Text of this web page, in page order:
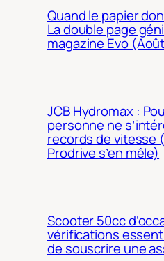
Quand le papier
La double page
magazine Evo
JCB Hydromax :
personne ne
records de vitesse
Prodrive s’en mêle)
Scooter 50cc
vérifications
de souscrire une